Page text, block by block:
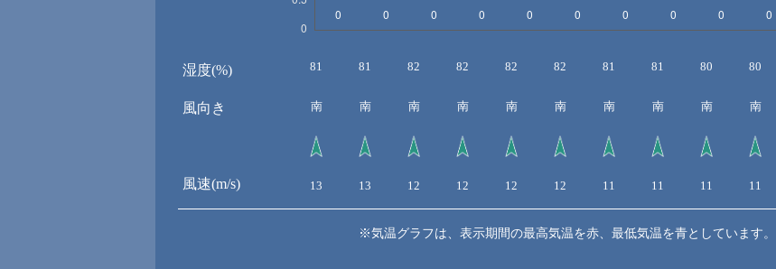
湿度(%)
風向き
風速(m/s)
81 81 82 82 82 82 81 81 80 80
南 南 南 南 南 南 南 南 南 南
13 13 12 12 12 12 11 11 11 11
※気温グラフは、表示期間の最高気温を赤、最低気温を青としています。